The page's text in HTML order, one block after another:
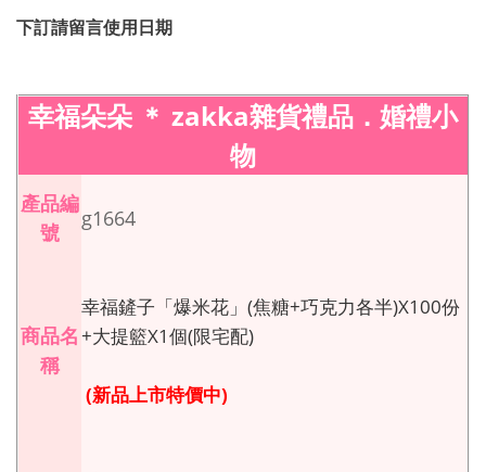
下訂請留言使用日期
幸福朵朵 ＊ zakka雜貨禮品．婚禮小
物
產品編
號
g1664
商品名
稱
幸福鏟子「爆米花」(焦糖+巧克力各半)X100份
+大提籃X1個(限宅配)
(新品上市特價中)